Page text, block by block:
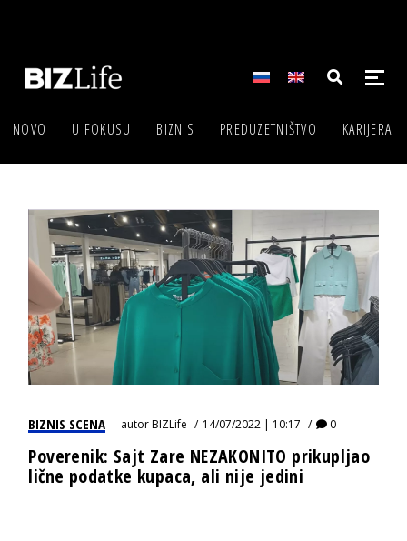
NOVO U FOKUSU BIZNIS PREDUZETNIŠTVO KARIJERA
BIZNIS SCENA autorBIZLife 14/07/2022 | 10:17 0
Poverenik: Sajt Zare NEZAKONITO prikupljao
lične podatke kupaca, ali nije jedini